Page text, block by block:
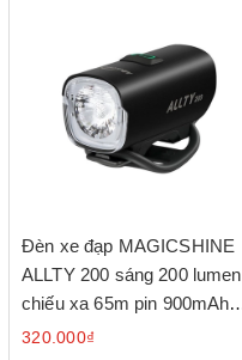
Đèn xe đạp MAGICSHINE
ALLTY 200 sáng 200 lumen
chiếu xa 65m pin 900mAh
cổng sạc USB-C
320.000₫